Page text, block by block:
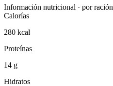
Información nutricional · por ración
Calorías
280 kcal
Proteínas
14 g
Hidratos